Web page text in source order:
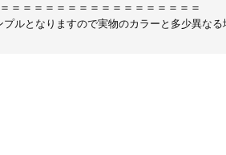
＝＝＝＝＝＝＝＝＝＝＝＝＝＝＝＝＝
ルとなりますので実物のカラーと多少異なる